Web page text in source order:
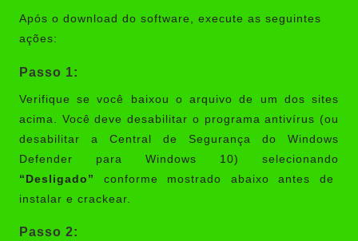
Após o download do software, execute as seguintes
ações:
Passo 1:
Verifique se você baixou o arquivo de um dos sites
acima. Você deve desabilitar o programa antivírus (ou
desabilitar a Central de Segurança do Windows
Defender para Windows 10) selecionando
“Desligado”
conforme mostrado abaixo antes de
instalar e crackear.
Passo 2: